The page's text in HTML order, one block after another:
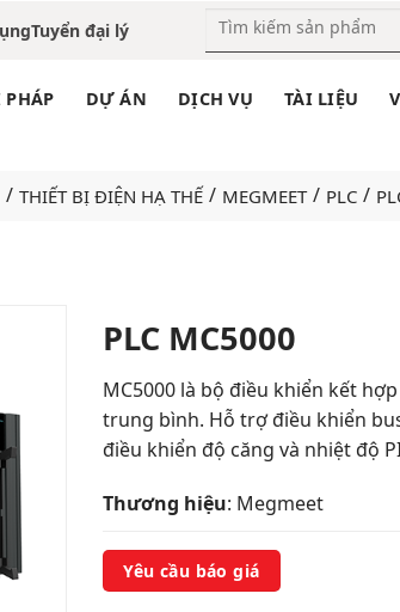
Tuyển đại lý
DỰ ÁN DỊCH VỤ TÀI LIỆU
/ THIẾT BỊ ĐIỆN HẠ THẾ / MEGMEET / PLC /
to
PLC MC5000
MC5000 là bộ điều khiển kết
trung bình. Hỗ trợ điều khiển
điều khiển độ căng và nhiệt độ
Thương hiệu: Megmeet
Yêu cầu báo giá